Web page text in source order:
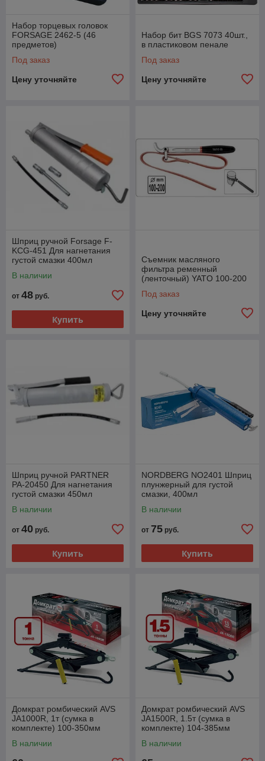
Набор торцевых головок
FORSAGE 2462-5 (46
предметов)
Под заказ
Цену уточняйте
Набор бит BGS 7073 40шт.,
в пластиковом пенале
Под заказ
Цену уточняйте
Шприц ручной Forsage F-
KCG-451 Для нагнетания
густой смазки 400мл
В наличии
от 48 руб.
Купить
Съемник масляного
фильтра ременный
(ленточный) YATO 100-200
Под заказ
Цену уточняйте
Шприц ручной PARTNER
PA-20450 Для нагнетания
густой смазки 450мл
В наличии
от 40 руб.
Купить
NORDBERG NO2401 Шприц
плунжерный для густой
смазки, 400мл
В наличии
от 75 руб.
Купить
Домкрат ромбический AVS
JA1000R, 1т (сумка в
комплекте) 100-350мм
В наличии
Домкрат ромбический AVS
JA1500R, 1.5т (сумка в
комплекте) 104-385мм
В наличии